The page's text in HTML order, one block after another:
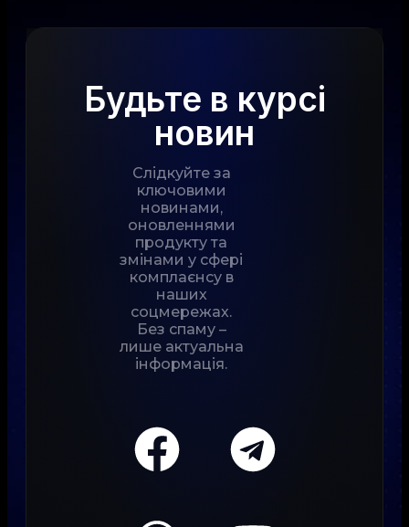
Будьте в курсі
новин
Слідкуйте за
ключовими
новинами,
оновленнями
продукту та
змінами у сфері
комплаєнсу в
наших
соцмережах.
Без спаму –
лише актуальна
інформація.